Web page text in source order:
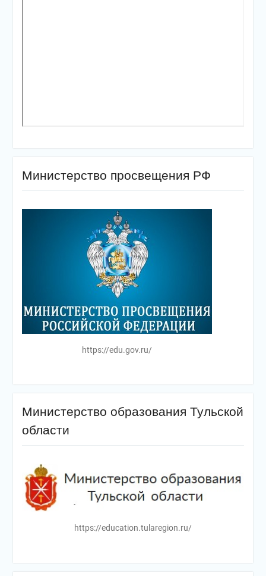
Министерство просвещения РФ
https://edu.gov.ru/
Министерство образования Тульской
области
https://education.tularegion.ru/